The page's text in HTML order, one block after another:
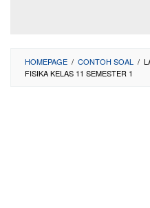
HOMEPAGE / CONTOH SOAL /
FISIKA KELAS 11 SEMESTER 1